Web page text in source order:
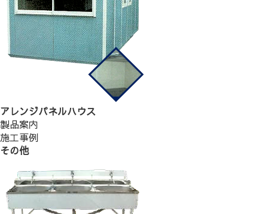
アレンジパネルハウス
製品案内
施工事例
その他